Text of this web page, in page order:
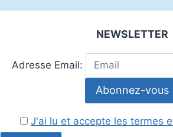
NEWSLETTER
Adresse Email:
J'ai lu et accepte les termes